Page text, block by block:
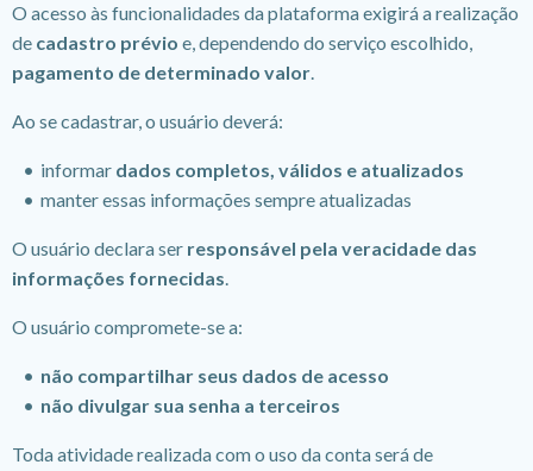
O acesso às funcionalidades da plataforma exigirá a realização
de cadastro prévio e, dependendo do serviço escolhido,
pagamento de determinado valor.
Ao se cadastrar, o usuário deverá:
informar dados completos, válidos e atualizados
manter essas informações sempre atualizadas
O usuário declara ser responsável pela veracidade das
informações fornecidas.
O usuário compromete-se a:
não compartilhar seus dados de acesso
não divulgar sua senha a terceiros
Toda atividade realizada com o uso da conta será de